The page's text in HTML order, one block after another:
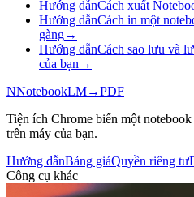
Hướng dẫnCách xuất
Hướng dẫnCách in một
gàng→
Hướng dẫnCách sao lưu và
của bạn →
NNotebookLM→PDF
Tiện ích Chrome biến một
trên máy của bạn.
Hướng dẫnBảng giáQuyền riêng tư
Công cụ khác